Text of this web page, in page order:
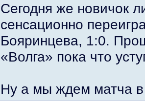
Сегодня же новичок
сенсационно
Бояринцева, 1:0.
«Волга» пока что
Ну а мы ждем матча